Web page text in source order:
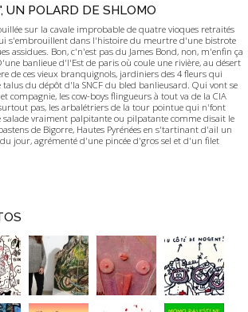
UN POLARD DE SHLOMO
sur la cavale improbable de quatre vioques retraités
s'embrouillent dans l'histoire du meurtre d'une bistrote
assidues. Bon, c'n'est pas du James Bond, non, m'enfin ça
banlieue d'l'Est de paris où coule une rivière, au désert
de ces vieux branquignols, jardiniers des 4 fleurs qui
du dépôt d'la SNCF du bled banlieusard. Qui vont se
compagnie, les cow-boys flingueurs à tout va de la CIA
pas, les arbalétriers de la tour pointue qui n'font
salade vraiment palpitante ou pilpatante comme disait le
de Bigorre, Hautes Pyrénées en s'tartinant d'ail un
jour, agrémenté d'une pincée d'gros sel et d'un filet